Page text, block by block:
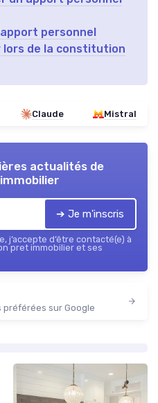
personnel
lors de la constitution
Claude Mistral
actualités de
➔ Je m'inscris
j’accepte d’être contacté(e) à
pret immobilier et ses
sur Google